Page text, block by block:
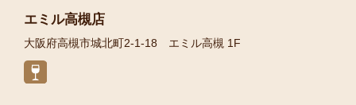
エミル高槻店
大阪府高槻市城北町2-1-18 エミル高槻 1F